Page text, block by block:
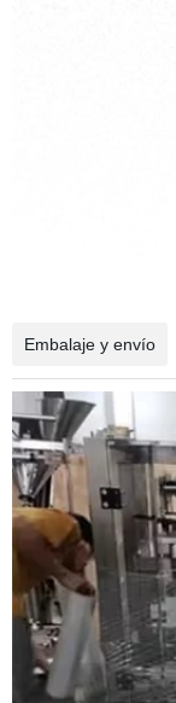
Embalaje y envío